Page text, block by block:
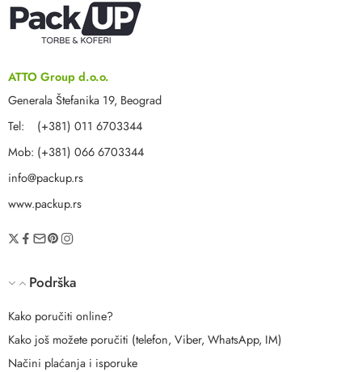
ATTO Group d.o.o.
Generala Štefanika 19, Beograd
Tel: (+381) 011 6703344
Mob: (+381) 066 6703344
info@packup.rs
www.packup.rs
Podrška
Kako poručiti online?
Kako još možete poručiti (telefon, Viber, WhatsApp, IM)
Načini plaćanja i isporuke